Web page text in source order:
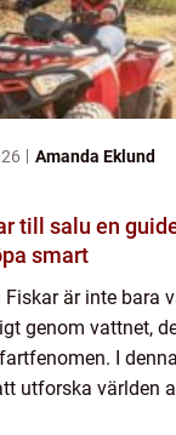
Amanda Eklund
en guide för dig
smart
är inte bara
genom vattnet,
I
utforska världen